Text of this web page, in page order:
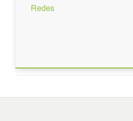
Redes